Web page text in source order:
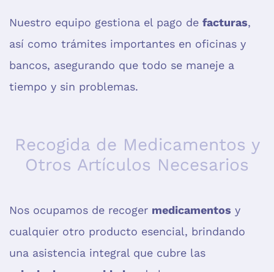
Nuestro equipo gestiona el pago de facturas,
así como trámites importantes en oficinas y
bancos, asegurando que todo se maneje a
tiempo y sin problemas.
Recogida de Medicamentos y
Otros Artículos Necesarios
Nos ocupamos de recoger medicamentos y
cualquier otro producto esencial, brindando
una asistencia integral que cubre las